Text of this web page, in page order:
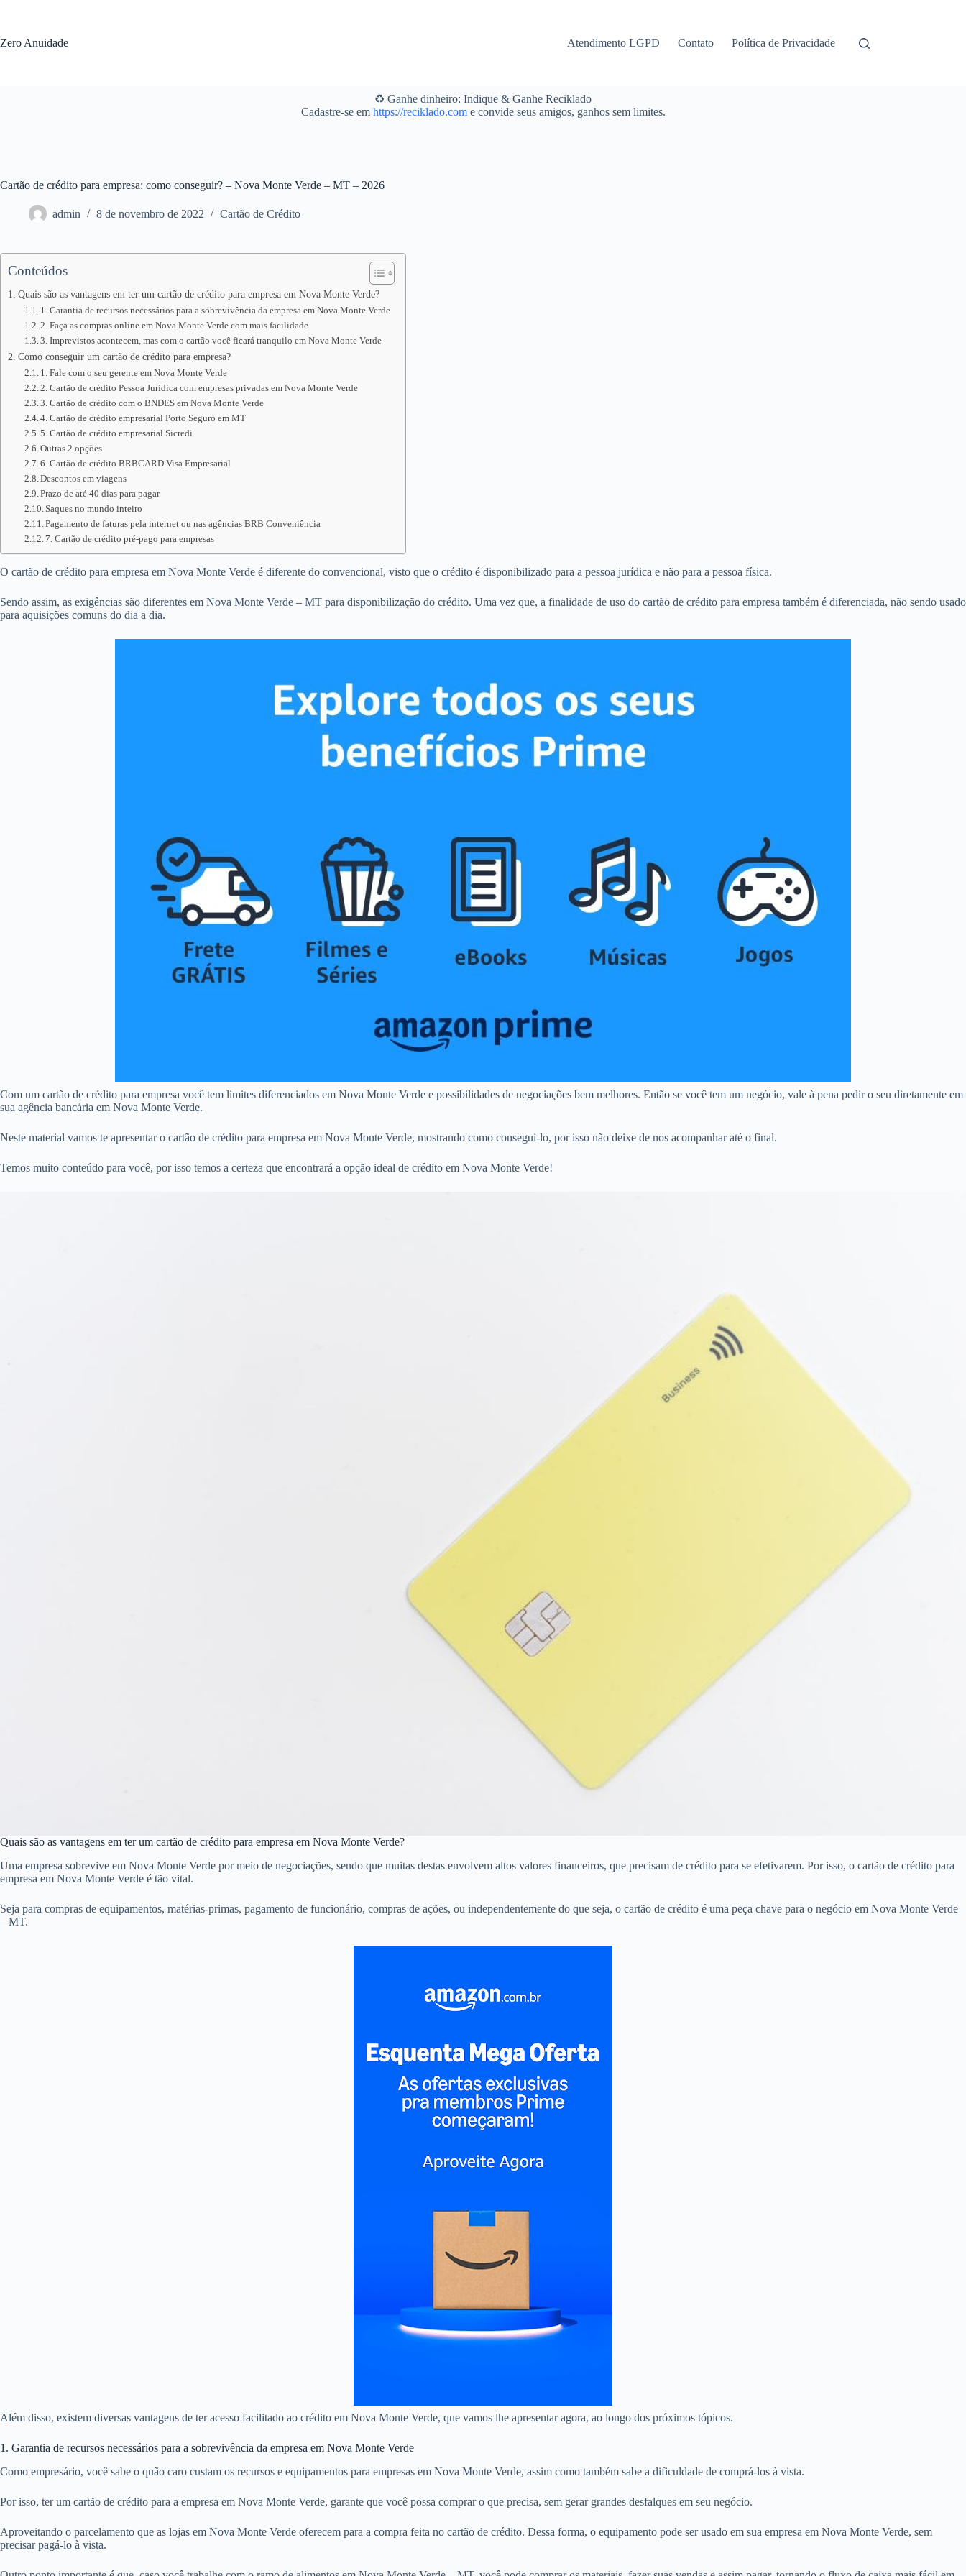
conteúdo
Zero Anuidade Atendimento LGPD Contato Política de Privacidade
♻️ Ganhe dinheiro: Indique & Ganhe Reciklado
Cadastre-se em https://reciklado.come convide seus amigos, ganhos sem limites.
Cartão de crédito para empresa: como conseguir? – Nova Monte Verde – MT – 2026
admin 8 de novembro de 2022 Cartão de Crédito
Conteúdos
Quais são as vantagens em ter um cartão de crédito para empresa em Nova Monte Verde?
1. Garantia de recursos necessários para a sobrevivência da empresa em Nova Monte Verde
2. Faça as compras online em Nova Monte Verde com mais facilidade
3. Imprevistos acontecem, mas com o cartão você ficará tranquilo em Nova Monte Verde
Como conseguir um cartão de crédito para empresa?
1. Fale com o seu gerente em Nova Monte Verde
2. Cartão de crédito Pessoa Jurídica com empresas privadas em Nova Monte Verde
3. Cartão de crédito com o BNDES em Nova Monte Verde
4. Cartão de crédito empresarial Porto Seguro em MT
5. Cartão de crédito empresarial Sicredi
Outras 2 opções
6. Cartão de crédito BRBCARD Visa Empresarial
Descontos em viagens
Prazo de até 40 dias para pagar
Saques no mundo inteiro
Pagamento de faturas pela internet ou nas agências BRB Conveniência
7. Cartão de crédito pré-pago para empresas
O cartão de crédito para empresa em Nova Monte Verde é diferente do convencional, visto que o crédito é disponibilizado para a pessoa jurídica e não para a pessoa física.
Sendo assim, as exigências são diferentes em Nova Monte Verde – MT para disponibilização do crédito. Uma vez que, a finalidade de uso do cartão de crédito para empresa também é diferenciada, não sendo usado
para aquisições comuns do dia a dia.
Com um cartão de crédito para empresa você tem limites diferenciados em Nova Monte Verde e possibilidades de negociações bem melhores. Então se você tem um negócio, vale à pena pedir o seu diretamente em
sua agência bancária em Nova Monte Verde.
Neste material vamos te apresentar o cartão de crédito para empresa em Nova Monte Verde, mostrando como consegui-lo, por isso não deixe de nos acompanhar até o final.
Temos muito conteúdo para você, por isso temos a certeza que encontrará a opção ideal de crédito em Nova Monte Verde!
Quais são as vantagens em ter um cartão de crédito para empresa em Nova Monte Verde?
Uma empresa sobrevive em Nova Monte Verde por meio de negociações, sendo que muitas destas envolvem altos valores financeiros, que precisam de crédito para se efetivarem. Por isso, o cartão de crédito para
empresa em Nova Monte Verde é tão vital.
Seja para compras de equipamentos, matérias-primas, pagamento de funcionário, compras de ações, ou independentemente do que seja, o cartão de crédito é uma peça chave para o negócio em Nova Monte Verde
– MT.
Além disso, existem diversas vantagens de ter acesso facilitado ao crédito em Nova Monte Verde, que vamos lhe apresentar agora, ao longo dos próximos tópicos.
1. Garantia de recursos necessários para a sobrevivência da empresa em Nova Monte Verde
Como empresário, você sabe o quão caro custam os recursos e equipamentos para empresas em Nova Monte Verde, assim como também sabe a dificuldade de comprá-los à vista.
Por isso, ter um cartão de crédito para a empresa em Nova Monte Verde, garante que você possa comprar o que precisa, sem gerar grandes desfalques em seu negócio.
Aproveitando o parcelamento que as lojas em Nova Monte Verde oferecem para a compra feita no cartão de crédito. Dessa forma, o equipamento pode ser usado em sua empresa em Nova Monte Verde, sem
precisar pagá-lo à vista.